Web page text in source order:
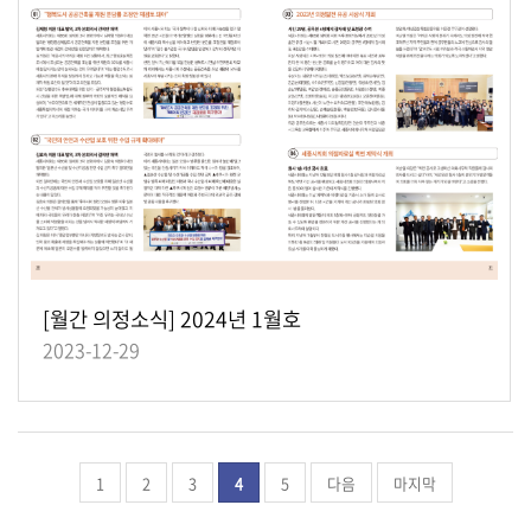
[월간 의정소식] 2024년 1월호
2023-12-29
1 2 3 4 5 다음 마지막